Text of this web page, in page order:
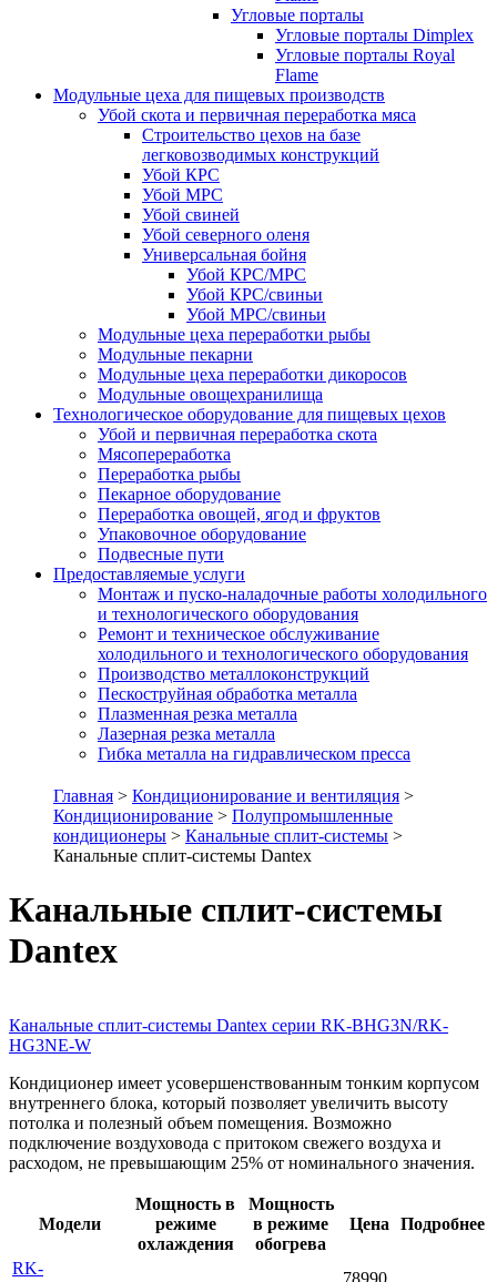
Угловые порталы
Угловые порталы Dimplex
Угловые порталы Royal
Flame
Модульные цеха для пищевых производств
Убой скота и первичная переработка мяса
Строительство цехов на базе
легковозводимых конструкций
Убой КРС
Убой МРС
Убой свиней
Убой северного оленя
Универсальная бойня
Убой КРС/МРС
Убой КРС/свиньи
Убой МРС/свиньи
Модульные цеха переработки рыбы
Модульные пекарни
Модульные цеха переработки дикоросов
Модульные овощехранилища
Технологическое оборудование для пищевых цехов
Убой и первичная переработка скота
Мясопереработка
Переработка рыбы
Пекарное оборудование
Переработка овощей, ягод и фруктов
Упаковочное оборудование
Подвесные пути
Предоставляемые услуги
Монтаж и пуско-наладочные работы холодильного
и технологического оборудования
Ремонт и техническое обслуживание
холодильного и технологического оборудования
Производство металлоконструкций
Пескоструйная обработка металла
Плазменная резка металла
Лазерная резка металла
Гибка металла на гидравлическом пресса
Главная > Кондиционирование и вентиляция >
Кондиционирование > Полупромышленные
кондиционеры > Канальные сплит-системы >
Канальные сплит-системы Dantex
Канальные сплит-системы
Dantex
Канальные сплит-системы Dantex серии RK-BHG3N/RK-
HG3NE-W
Кондиционер имеет усовершенствованным тонким корпусом
внутреннего блока, который позволяет увеличить высоту
потолка и полезный объем помещения. Возможно
подключение воздуховода с притоком свежего воздуха и
расходом, не превышающим 25% от номинального значения.
Модели
Мощность в
режиме
охлаждения
Мощность
в режиме
обогрева
Цена Подробнее
RK-
78990